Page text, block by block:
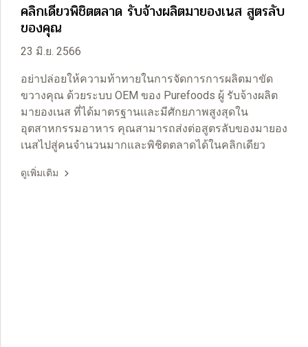
คลิกเดียวพิชิตตลาด รับจ้างผลิตมายองเนส สูตรลับ
ของคุณ
23 มิ.ย. 2566
อย่าปล่อยให้ความท้าทายในการจัดการการผลิตมาขัด
ขวางคุณ ด้วยระบบ OEM ของ Purefoods ผู้ รับจ้างผลิต
มายองเนส ที่ได้มาตรฐานและมีศักยภาพสูงสุดใน
อุตสาหกรรมอาหาร คุณสามารถส่งต่อสูตรลับของมายอง
เนสไปสู่คนจำนวนมากและพิชิตตลาดได้ในคลิกเดียว
ดูเพิ่มเติม